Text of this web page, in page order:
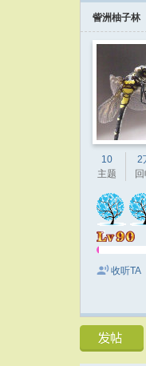
訾洲柚子林
10
主题
2
收听TA